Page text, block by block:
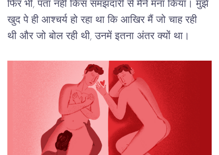
फिर भी, पता नहीं किस समझदारी से मैंने मना किया। मुझे
खुद पे ही आश्चर्य हो रहा था कि आखिर मैं जो चाह रही
थी और जो बोल रही थी, उनमें इतना अंतर क्यों था।